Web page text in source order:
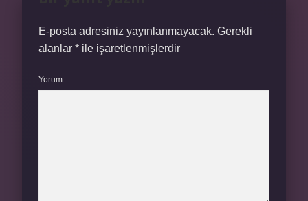
E-posta adresiniz yayınlanmayacak. Gerekli
alanlar * ile işaretlenmişlerdir
Yorum